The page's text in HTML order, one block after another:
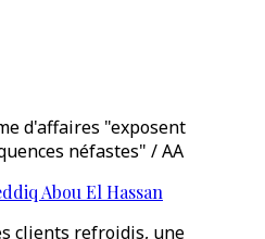
d'affaires "exposent
néfastes" / AA
Abou El Hassan
clients refroidis, une